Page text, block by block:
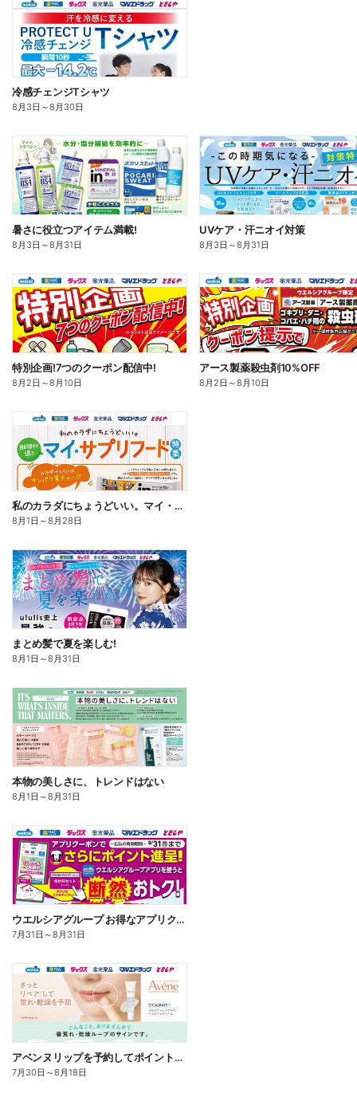
冷感チェンジTシャツ
8月3日 ～8月30日
暑さに役立つアイテム満載!
8月3日 ～8月31日
UVケア・汗ニオイ対策
8月3日 ～8月31日
特別企画!7つのクーポン配信中!
8月2日 ～8月10日
アース製薬殺虫剤10%OFF
8月2日 ～8月10日
私のカラダにちょうどいい。マイ・サプリフード
8月1日 ～8月28日
まとめ髪で夏を楽しむ!
8月1日 ～8月31日
本物の美しさに、トレンドはない
8月1日 ～8月31日
ウエルシアグループ お得なアプリクーポン
7月31日 ～8月31日
アベンヌリップを予約してポイントゲット!
7月30日 ～8月18日